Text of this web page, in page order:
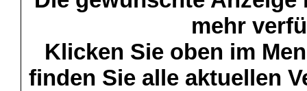
mehr
Klicken Sie oben im
finden Sie alle aktuellen